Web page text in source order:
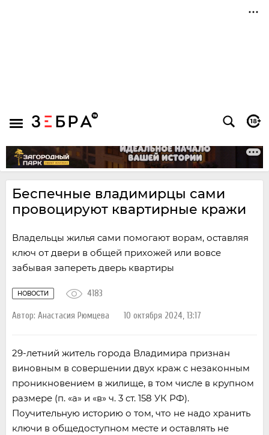
Беспечные владимирцы сами
провоцируют квартирные кражи
Владельцы жилья сами помогают ворам, оставляя
ключ от двери в общей прихожей или вовсе
забывая запереть дверь квартиры
НОВОСТИ
Автор: Анастасия Рюмцева 10 октября 2024, 13:17
4183
29-летний житель города Владимира признан
виновным в совершении двух краж с незаконным
проникновением в жилище, в том числе в крупном
размере (п. «а» и «в» ч. 3 ст. 158 УК РФ).
Поучительную историю о том, что не надо хранить
ключи в общедоступном месте и оставлять не